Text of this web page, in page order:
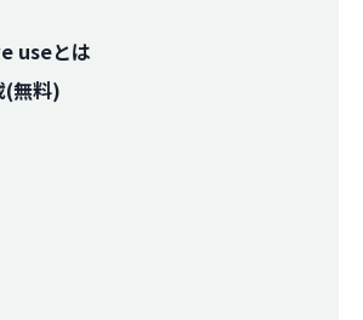
useとは
(無料)